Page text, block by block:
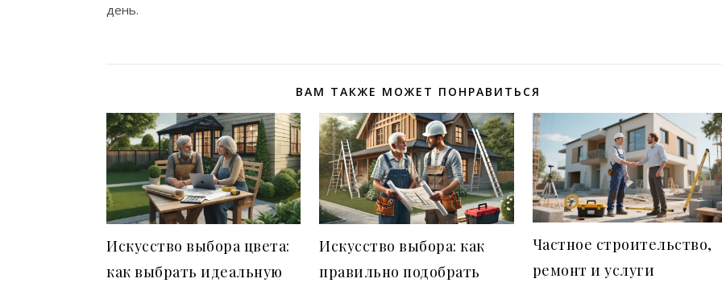
день.
ВАМ ТАКЖЕ МОЖЕТ ПОНРАВИТЬСЯ
Искусство выбора цвета:
как выбрать идеальную
Искусство выбора: как
правильно подобрать
Частное строительство,
ремонт и услуги